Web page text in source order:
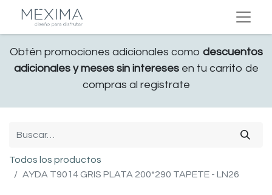
Obtén promociones adicionales como descuentos
adicionales y meses sin interesesen tu carrito de
compras al registrate
Todos los productos
AYDA T9014 GRIS PLATA 200*290 TAPETE - LN26